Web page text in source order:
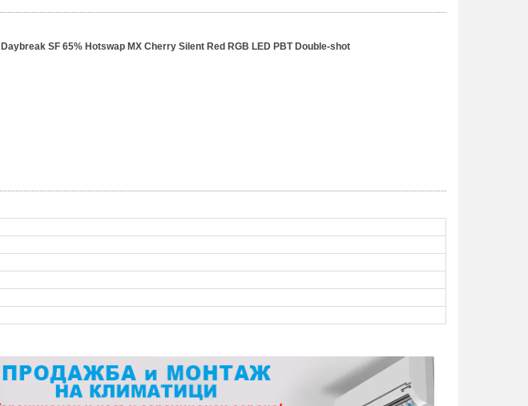
SF 65% Hotswap MX Cherry Silent Red RGB LED PBT Double-shot